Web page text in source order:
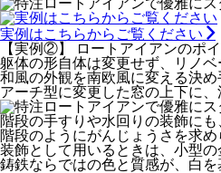
実例はこちらからご覧ください
【実例②】 ロートアイアンのポ
躯体の形自体は変更せず、リノ
和風の外観を南欧風に変える決
アーチ型に変更した窓の上下に
階段の手すりや水回りの装飾に
階段のようにがんじょうさを求め
装飾として用いるときは、小型の
鋳鉄ならではの色と質感が、白